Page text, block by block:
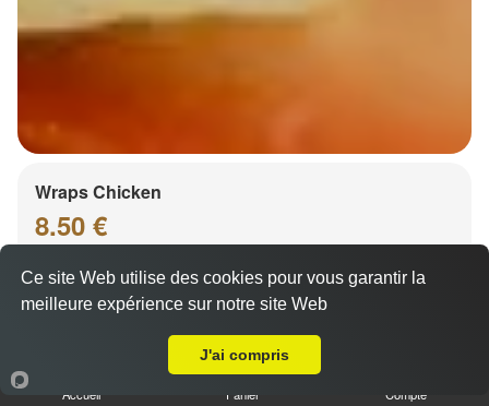
Wraps Chicken
8.50 €
Salade, tomates
Accueil Panier Compte
Ce site Web utilise des cookies pour vous garantir la
meilleure expérience sur notre site Web
J'ai compris